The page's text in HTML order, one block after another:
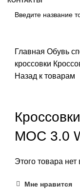
Главная Обувь
кроссовки
Назад к товарам
MOC 3.0
Этого товара нет
Мне нравится